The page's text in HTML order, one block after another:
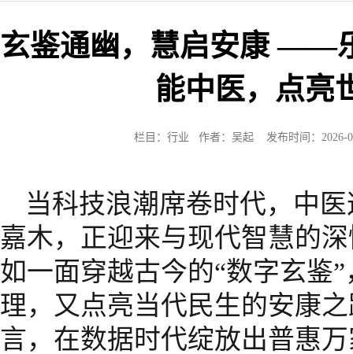
玄鉴通幽，慧启安康 ——
能中医，点亮
栏目：行业 作者：吴起 发布时间：2026-
当科技浪潮席卷时代，中
嘉木，正迎来与现代智慧的
如一面穿越古今的“数字玄鉴
理，又点亮当代民生的安康
言，在数据时代绽放出普惠